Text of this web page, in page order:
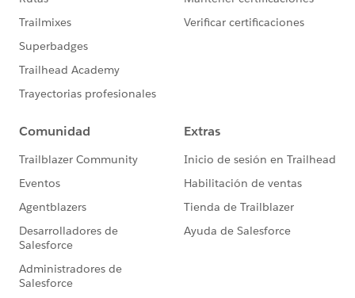
https://trailhead.salesforce.com/ja/trailblazerco
このグループ内での発言はForward Looking
http://investor.salesforce.com/about-
statements/default.aspx
https://www.salesforce.com/jp/company/progra
m-agreement
※こちらでの回答はあくまで社員もしくは有識者の
「アドバイス」となります。正式な回答が必要な場
合はケース起票をお願いします。